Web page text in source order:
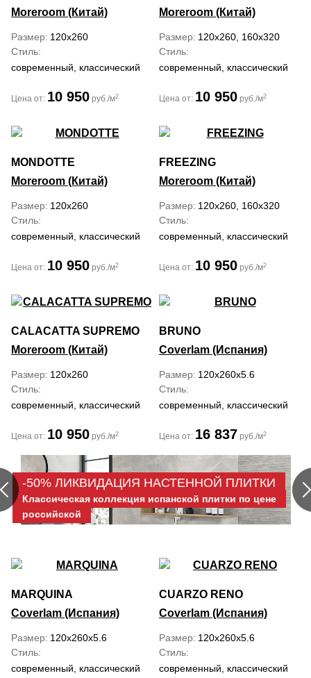
Moreroom (Китай)
Размер 120x260
Стиль
современный, классический
Цена от: 10 950 руб./м2
Moreroom (Китай)
Размер 120x260, 160x320
Стиль
современный, классический
Цена от: 10 950 руб./м2
MONDOTTE
Moreroom (Китай)
Размер 120x260
Стиль
современный, классический
Цена от: 10 950 руб./м2
FREEZING
Moreroom (Китай)
Размер 120x260, 160x320
Стиль
современный, классический
Цена от: 10 950 руб./м2
CALACATTA SUPREMO
Moreroom (Китай)
Размер 120x260
Стиль
современный, классический
Цена от: 10 950 руб./м2
BRUNO
Coverlam (Испания)
Размер 120x260x5.6
Стиль
современный, классический
Цена от: 16 837 руб./м2
-50% ЛИКВИДАЦИЯ НАСТЕННОЙ ПЛИТКИ
Классическая коллекция испанской плитки по цене
российской
MARQUINA
Coverlam (Испания)
Размер 120x260x5.6
Стиль
современный, классический
CUARZO RENO
Coverlam (Испания)
Размер 120x260x5.6
Стиль
современный, классический